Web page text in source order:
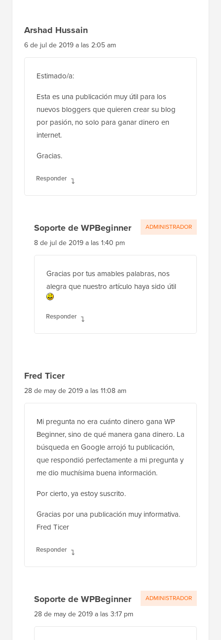
Arshad Hussain
6 de jul de 2019 a las 2:05 am
Estimado/a:
Esta es una publicación muy útil para los
nuevos bloggers que quieren crear su blog
por pasión, no solo para ganar dinero en
internet.
Gracias.
Responder
Soporte de WPBeginner
8 de jul de 2019 a las 1:40 pm
Gracias por tus amables palabras, nos
alegra que nuestro artículo haya sido útil
Responder
ADMINISTRADOR
Fred Ticer
28 de may de 2019 a las 11:08 am
Mi pregunta no era cuánto dinero gana WP
Beginner, sino de qué manera gana dinero. La
búsqueda en Google arrojó tu publicación,
que respondió perfectamente a mi pregunta y
me dio muchísima buena información.
Por cierto, ya estoy suscrito.
Gracias por una publicación muy informativa.
Fred Ticer
Responder
Soporte de WPBeginner
28 de may de 2019 a las 3:17 pm
ADMINISTRADOR